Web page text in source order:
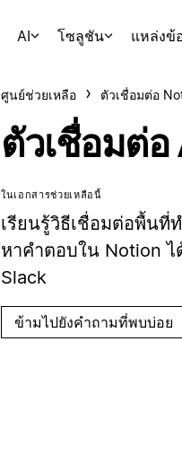
AI โซลูชัน แหล่งข้
ศูนย์ช่วยเหลือ ตัวเชื่อมต่อ
ตัวเชื่อมต่อ
ในเอกสารช่วยเหลือนี้
เรียนรู้วิธีเชื่อมต่อพื้นที่
หาคำตอบใน Notion ไ
Slack
ข้ามไปยังคำถามที่พบบ่อย